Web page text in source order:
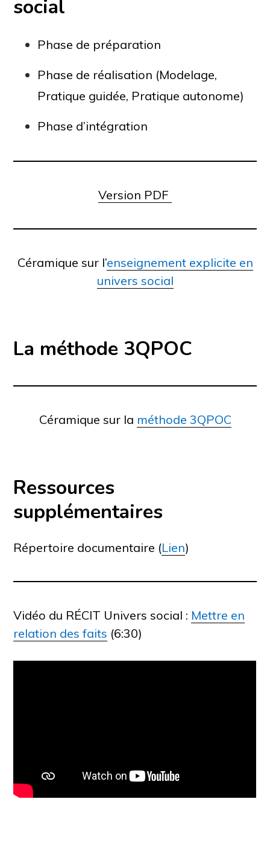
social
Phase de préparation
Phase de réalisation (Modelage,
Pratique guidée, Pratique autonome)
Phase d’intégration
Version PDF
Céramique sur l’enseignement explicite en
univers social
La méthode 3QPOC
Céramique sur la méthode 3QPOC
Ressources
supplémentaires
Répertoire documentaire (Lien)
Vidéo du RÉCIT Univers social : Mettre en
relation des faits (6:30)